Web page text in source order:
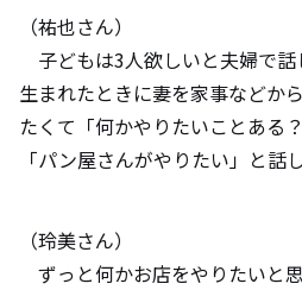
（祐也さん）
子どもは3人欲しいと夫婦で
生まれたときに妻を家事などか
たくて「何かやりたいことある
「パン屋さんがやりたい」と話
（玲美さん）
ずっと何かお店をやりたいと